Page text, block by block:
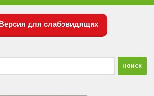
Версия для слабовидящих